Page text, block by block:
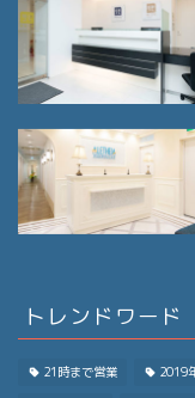
トレンドワード
21時まで営業 2019